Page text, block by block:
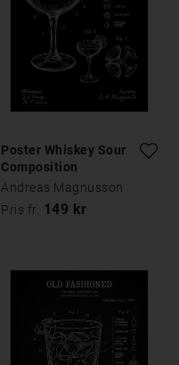
Poster Whiskey Sour
Composition
Andreas Magnusson
Pris fr. 149 kr